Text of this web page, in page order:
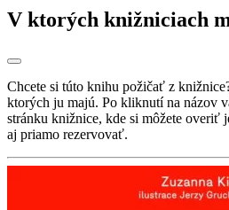
V ktorých knižniciach
Chcete si túto knihu požičať z
ktorých ju majú. Po kliknutí na názov
stránku knižnice, kde si môžete overiť
aj priamo rezervovať.